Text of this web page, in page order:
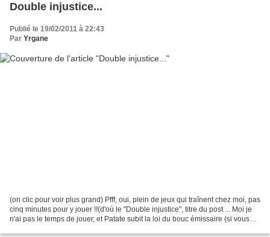
Double injustice...
Publié le 19/02/2011 à 22:43
Par Yrgane
(on clic pour voir plus grand) Pfff, oui, plein de jeux qui traînent chez moi, pas
cinq minutes pour y jouer !!(d'où le "Double injustice", titre du post ... Moi je
n'ai pas le temps de jouer, et Patate subit la loi du bouc émissaire (si vous